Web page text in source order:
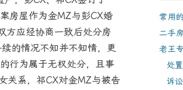
房屋作为金MZ与彭CX婚
方应经协商一致后处分房
的情况不知并不知情，更
行为属于无权处分，且事
关系，祁CX对金MZ与被告
常用
二手
老王
处
诉